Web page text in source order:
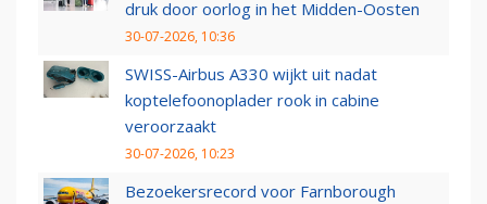
druk door oorlog in het Midden-Oosten
30-07-2026, 10:36
SWISS-Airbus A330 wijkt uit nadat
koptelefoonoplader rook in cabine
veroorzaakt
30-07-2026, 10:23
Bezoekersrecord voor Farnborough